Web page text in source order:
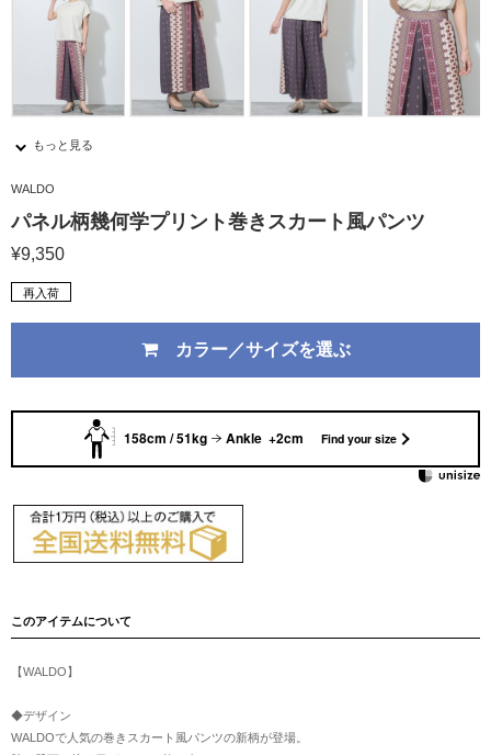
もっと見る
WALDO
パネル柄幾何学プリント巻きスカート風パンツ
¥9,350
再入荷
カラー／サイズを選ぶ
158cm / 51kg Ankle +2cm Find your size
このアイテムについて
【WALDO】
◆デザイン
WALDOで人気の巻きスカート風パンツの新柄が登場。